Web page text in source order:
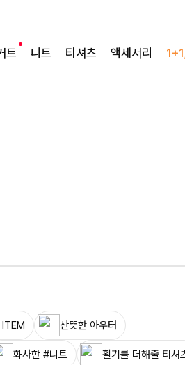
트 니트 티셔츠 액세서리
투피스
완성도
산뜻한 아우터
화사한 #니트 활기를 더해줄 티셔